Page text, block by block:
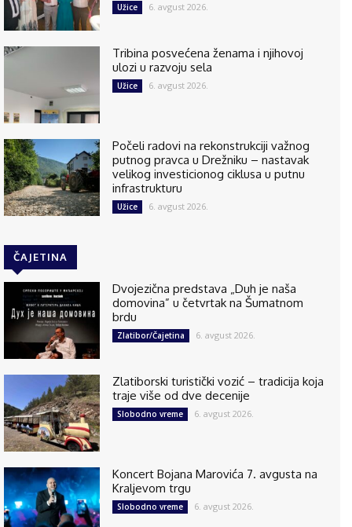
Užice 6. avgust 2026.
Tribina posvećena ženama i njihovoj
ulozi u razvoju sela
Užice 6. avgust 2026.
Počeli radovi na rekonstrukciji važnog
putnog pravca u Drežniku – nastavak
velikog investicionog ciklusa u putnu
infrastrukturu
Užice 6. avgust 2026.
ČAJETINA
Dvojezična predstava „Duh je naša
domovina” u četvrtak na Šumatnom
brdu
Zlatibor/Čajetina 6. avgust 2026.
Zlatiborski turistički vozić – tradicija koja
traje više od dve decenije
Slobodno vreme 6. avgust 2026.
Koncert Bojana Marovića 7. avgusta na
Kraljevom trgu
Slobodno vreme 6. avgust 2026.